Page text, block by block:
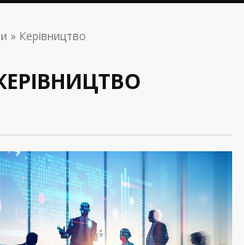
» Керівництво